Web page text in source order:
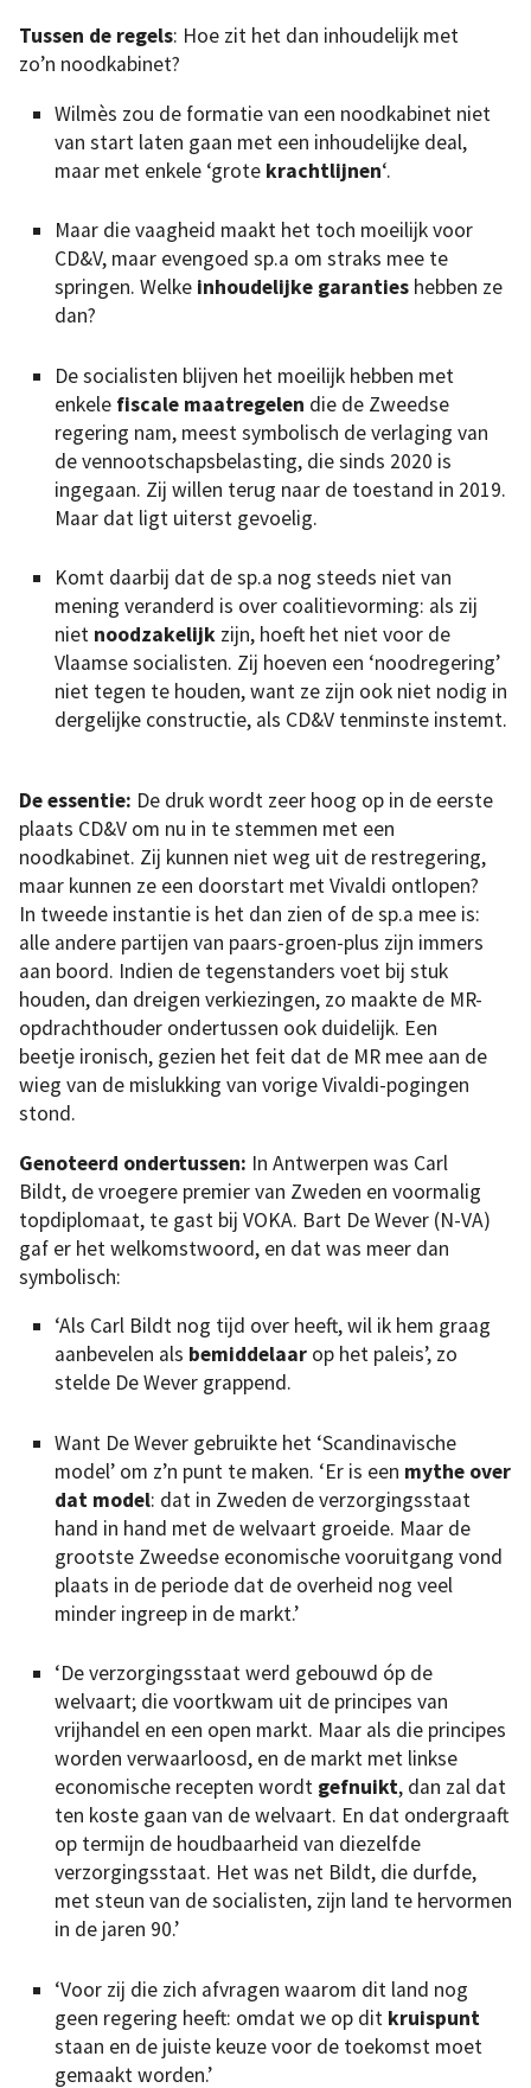
Tussen de regels: Hoe zit het dan inhoudelijk met
zo’n noodkabinet?
Wilmès zou de formatie van een noodkabinet niet
van start laten gaan met een inhoudelijke deal,
maar met enkele ‘grote krachtlijnen‘.
Maar die vaagheid maakt het toch moeilijk voor
CD&V, maar evengoed sp.a om straks mee te
springen. Welke inhoudelijke garanties hebben ze
dan?
De socialisten blijven het moeilijk hebben met
enkele fiscale maatregelen die de Zweedse
regering nam, meest symbolisch de verlaging van
de vennootschapsbelasting, die sinds 2020 is
ingegaan. Zij willen terug naar de toestand in 2019.
Maar dat ligt uiterst gevoelig.
Komt daarbij dat de sp.a nog steeds niet van
mening veranderd is over coalitievorming: als zij
niet noodzakelijk zijn, hoeft het niet voor de
Vlaamse socialisten. Zij hoeven een ‘noodregering’
niet tegen te houden, want ze zijn ook niet nodig in
dergelijke constructie, als CD&V tenminste instemt.
De essentie: De druk wordt zeer hoog op in de eerste
plaats CD&V om nu in te stemmen met een
noodkabinet. Zij kunnen niet weg uit de restregering,
maar kunnen ze een doorstart met Vivaldi ontlopen?
In tweede instantie is het dan zien of de sp.a mee is:
alle andere partijen van paars-groen-plus zijn immers
aan boord. Indien de tegenstanders voet bij stuk
houden, dan dreigen verkiezingen, zo maakte de MR-
opdrachthouder ondertussen ook duidelijk. Een
beetje ironisch, gezien het feit dat de MR mee aan de
wieg van de mislukking van vorige Vivaldi-pogingen
stond.
Genoteerd ondertussen: In Antwerpen was Carl
Bildt, de vroegere premier van Zweden en voormalig
topdiplomaat, te gast bij VOKA. Bart De Wever (N-VA)
gaf er het welkomstwoord, en dat was meer dan
symbolisch:
‘Als Carl Bildt nog tijd over heeft, wil ik hem graag
aanbevelen als bemiddelaar op het paleis’, zo
stelde De Wever grappend.
Want De Wever gebruikte het ‘Scandinavische
model’ om z’n punt te maken. ‘Er is een mythe over
dat model: dat in Zweden de verzorgingsstaat
hand in hand met de welvaart groeide. Maar de
grootste Zweedse economische vooruitgang vond
plaats in de periode dat de overheid nog veel
minder ingreep in de markt.’
‘De verzorgingsstaat werd gebouwd óp de
welvaart; die voortkwam uit de principes van
vrijhandel en een open markt. Maar als die principes
worden verwaarloosd, en de markt met linkse
economische recepten wordt gefnuikt, dan zal dat
ten koste gaan van de welvaart. En dat ondergraaft
op termijn de houdbaarheid van diezelfde
verzorgingsstaat. Het was net Bildt, die durfde,
met steun van de socialisten, zijn land te hervormen
in de jaren 90.’
‘Voor zij die zich afvragen waarom dit land nog
geen regering heeft: omdat we op dit kruispunt
staan en de juiste keuze voor de toekomst moet
gemaakt worden.’